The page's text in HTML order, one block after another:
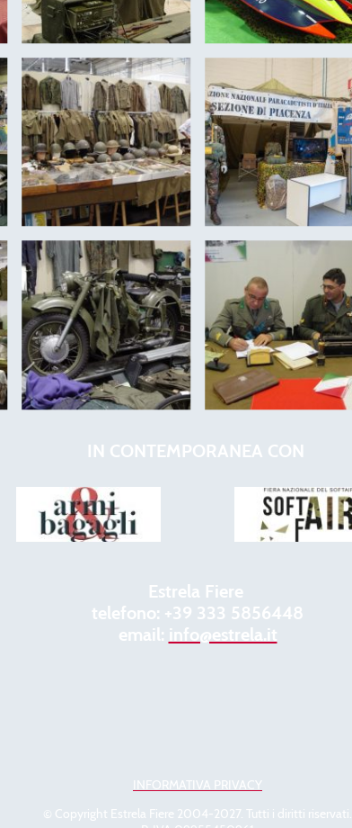
IN CONTEMPORANEA CON
Estrela Fiere
telefono: +39 333 5856448
email: info@estrela.it
INFORMATIVA PRIVACY
© Copyright Estrela Fiere 2004-2027. Tutti i diritti riservati.